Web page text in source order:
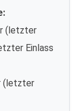
(letzter
Einlass
(letzter